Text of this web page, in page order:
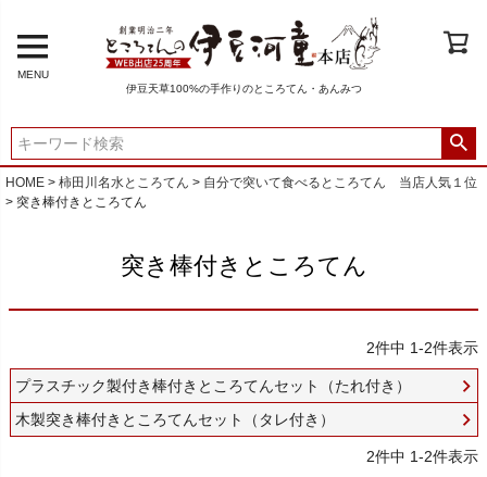
MENU
伊豆天草100%の手作りのところてん・あんみつ
HOME 柿田川名水ところてん
自分で突いて食べるところてん 当店人気１位
突き棒付きところてん
突き棒付きところてん
2件中 1-2件表示
プラスチック製付き棒付きところてんセット（たれ付き）
木製突き棒付きところてんセット（タレ付き）
2件中 1-2件表示